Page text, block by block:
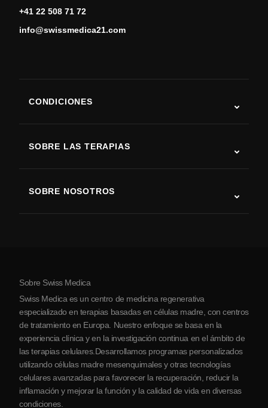
+41 22 508 71 72
info@swissmedica21.com
CONDICIONES
Enfermedad de Parkinson
Artritis
SOBRE LAS TERAPIAS
SOBRE NOSOTROS
Sobre Serbia
Colaboraciones
Sobre Swiss Medica
Swiss Medica es un centro de medicina regenerativa
especializado en terapias basadas en células madre, con centros
de tratamiento en Europa. Nuestro enfoque se basa en la
experiencia clínica y en la investigación continua en el ámbito de
las terapias celulares.Desarrollamos programas personalizados
utilizando células madre mesenquimales y otras tecnologías
celulares avanzadas para favorecer la recuperación, reducir la
inflamación y mejorar la función y la calidad de vida en diversas
condiciones.